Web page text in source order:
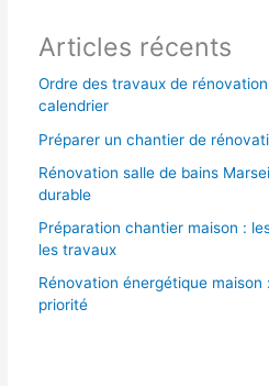
:
Articles récents
Ordre des travaux de
calendrier
Préparer un chantier de
Rénovation salle de bains
durable
Préparation chantier maison :
les travaux
Rénovation énergétique
priorité